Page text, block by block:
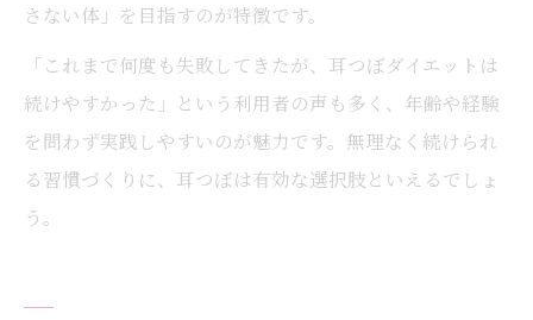
さない体」を目指すのが特徴です。
「これまで何度も失敗してきたが、耳つぼダイエットは
続けやすかった」という利用者の声も多く、年齢や経験
を問わず実践しやすいのが魅力です。無理なく続けられ
る習慣づくりに、耳つぼは有効な選択肢といえるでしょ
う。